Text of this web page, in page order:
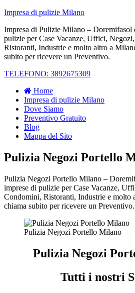
Impresa di pulizie Milano
Impresa di Pulizie Milano – Doremifasol
pulizie per Case Vacanze, Uffici,
Ristoranti, Industrie e molto altro a
subito per ricevere un Preventivo.
TELEFONO: 3892675309
Home
Impresa di pulizie Milano
Dove Siamo
Preventivo Gratuito
Blog
Mappa del Sito
Pulizia Negozi Portello
Pulizia Negozi Portello Milano –
imprese di pulizie per Case Vacanze,
Condomini, Ristoranti, Industrie e molto
chiama subito per ricevere un Preventivo.
Pulizia Negozi Portello Milano
Pulizia Negozi
Tutti i nostri